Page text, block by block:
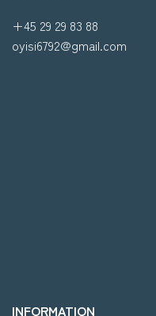
+45 29 29 83 88
oyisi6792@gmail.com
INFORMATION